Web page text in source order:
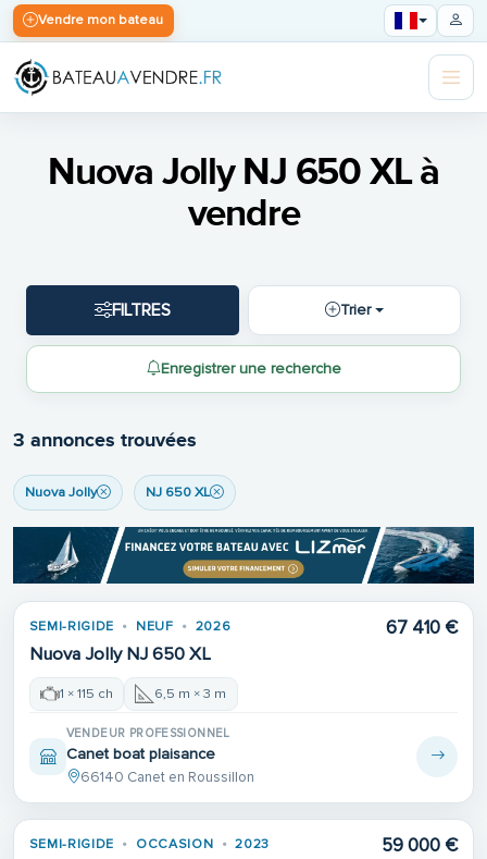
Vendre mon bateau
Nuova Jolly NJ 650 XL à
vendre
FILTRES Trier
Enregistrer une recherche
3 annonces trouvées
Nuova Jolly NJ 650 XL
SEMI-RIGIDE NEUF 2026
Nuova Jolly NJ 650 XL
67 410 €
1 × 115 ch 6,5 m × 3 m
VENDEUR PROFESSIONNEL
Canet boat plaisance
66140 Canet en Roussillon
SEMI-RIGIDE OCCASION 2023 59 000 €